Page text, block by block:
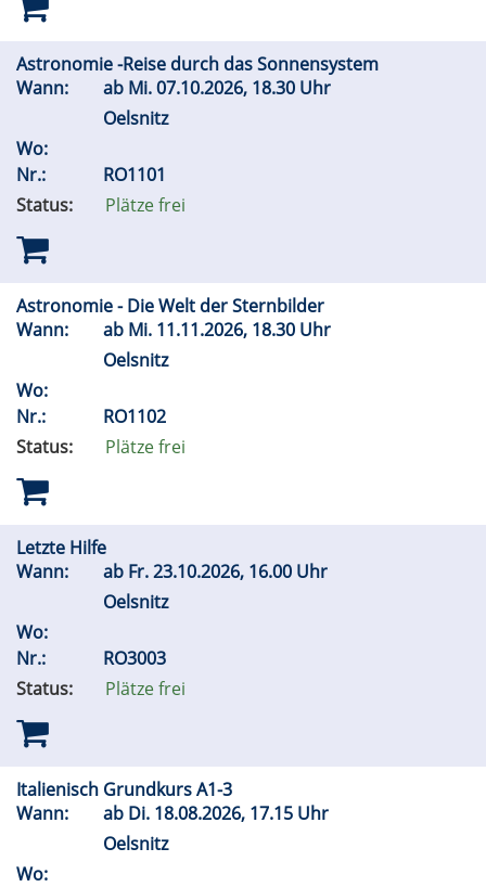
Astronomie -Reise durch das Sonnensystem
Wann:
ab Mi.07.10.2026, 18.30 Uhr
Oelsnitz
Wo:
Nr.:
RO1101
Status:
Plätze frei
Astronomie - Die Welt der Sternbilder
Wann:
ab Mi. 11.11.2026, 18.30 Uhr
Oelsnitz
Wo:
Nr.:
RO1102
Status:
Plätze frei
Letzte Hilfe
Wann:
ab Fr.23.10.2026, 16.00 Uhr
Oelsnitz
Wo:
Nr.:
RO3003
Status:
Plätze frei
Italienisch Grundkurs A1-3
Wann:
ab Di. 18.08.2026, 17.15 Uhr
Oelsnitz
Wo: